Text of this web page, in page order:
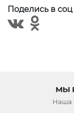
Поделись в соц
МЫ
Наша